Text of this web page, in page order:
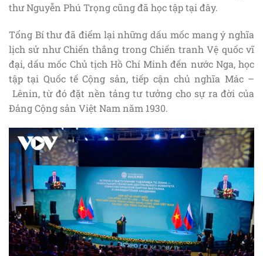
thư Nguyễn Phú Trọng cũng đã học tập tại đây.
Tổng Bí thư đã điểm lại những dấu mốc mang ý nghĩa
lịch sử như Chiến thắng trong Chiến tranh Vệ quốc vĩ
đại, dấu mốc Chủ tịch Hồ Chí Minh đến nước Nga, học
tập tại Quốc tế Cộng sản, tiếp cận chủ nghĩa Mác –
Lênin, từ đó đặt nền tảng tư tưởng cho sự ra đời của
Đảng Cộng sản Việt Nam năm 1930.